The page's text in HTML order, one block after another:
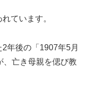
ています。
年後の「1907年5月
、亡き母親を偲び教